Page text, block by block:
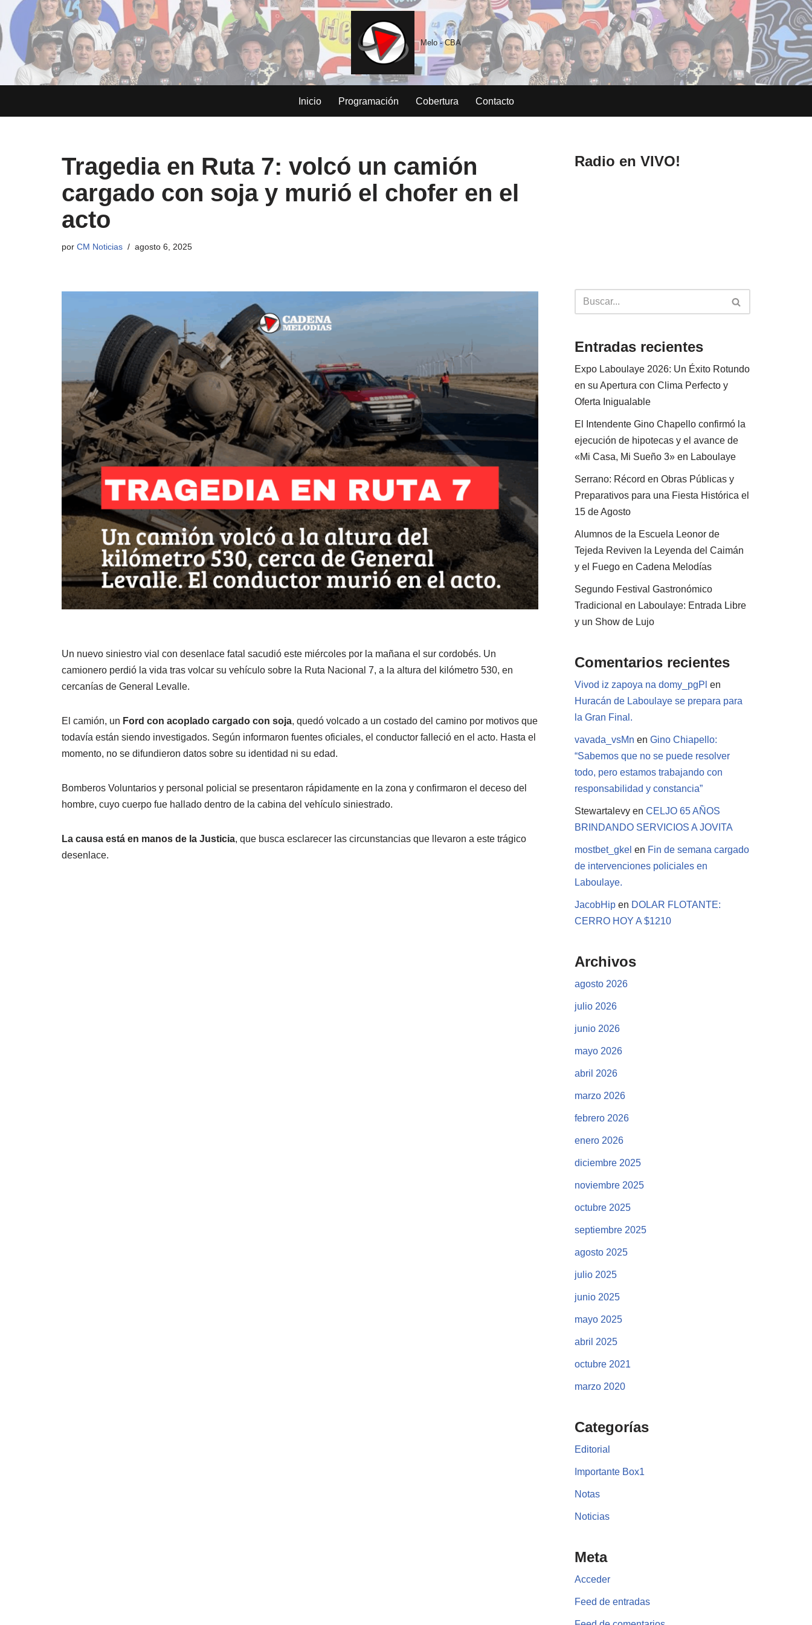
Saltar
al
contenido
Melo - CBA
Inicio Programación Cobertura Contacto
Tragedia en Ruta 7: volcó un camión
cargado con soja y murió el chofer en el
acto
por CM Noticias agosto 6, 2025
Un nuevo siniestro vial con desenlace fatal sacudió este miércoles por la mañana el sur cordobés. Un
camionero perdió la vida tras volcar su vehículo sobre la Ruta Nacional 7, a la altura del kilómetro 530, en
cercanías de General Levalle.
El camión, un Ford con acoplado cargado con soja, quedó volcado a un costado del camino por motivos que
todavía están siendo investigados. Según informaron fuentes oficiales, el conductor falleció en el acto. Hasta el
momento, no se difundieron datos sobre su identidad ni su edad.
Bomberos Voluntarios y personal policial se presentaron rápidamente en la zona y confirmaron el deceso del
hombre, cuyo cuerpo fue hallado dentro de la cabina del vehículo siniestrado.
La causa está en manos de la Justicia, que busca esclarecer las circunstancias que llevaron a este trágico
desenlace.
Radio en VIVO!
Entradas recientes
Expo Laboulaye 2026: Un Éxito Rotundo
en su Apertura con Clima Perfecto y
Oferta Inigualable
El Intendente Gino Chapello confirmó la
ejecución de hipotecas y el avance de
«Mi Casa, Mi Sueño 3» en Laboulaye
Serrano: Récord en Obras Públicas y
Preparativos para una Fiesta Histórica el
15 de Agosto
Alumnos de la Escuela Leonor de
Tejeda Reviven la Leyenda del Caimán
y el Fuego en Cadena Melodías
Segundo Festival Gastronómico
Tradicional en Laboulaye: Entrada Libre
y un Show de Lujo
Comentarios recientes
Vivod iz zapoya na domy_pgPl en
Huracán de Laboulaye se prepara para
la Gran Final.
vavada_vsMn en Gino Chiapello:
“Sabemos que no se puede resolver
todo, pero estamos trabajando con
responsabilidad y constancia”
Stewartalevy en CELJO 65 AÑOS
BRINDANDO SERVICIOS A JOVITA
mostbet_gkel en Fin de semana cargado
de intervenciones policiales en
Laboulaye.
JacobHip en DOLAR FLOTANTE:
CERRO HOY A $1210
Archivos
agosto 2026
julio 2026
junio 2026
mayo 2026
abril 2026
marzo 2026
febrero 2026
enero 2026
diciembre 2025
noviembre 2025
octubre 2025
septiembre 2025
agosto 2025
julio 2025
junio 2025
mayo 2025
abril 2025
octubre 2021
marzo 2020
Categorías
Editorial
Importante Box1
Notas
Noticias
Meta
Acceder
Feed de entradas